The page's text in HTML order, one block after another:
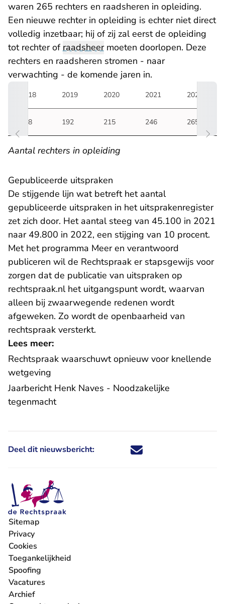
waren 265 rechters en raadsheren in opleiding.
Een nieuwe rechter in opleiding is echter niet direct
volledig inzetbaar; hij of zij zal eerst de opleiding
tot rechter ofraadsheermoeten doorlopen. Deze
rechters en raadsheren stromen - naar
verwachting - de komende jaren in.
2018 2019 2020 2021 2022
198 192 215 246 265
Aantal rechters in opleiding
Gepubliceerde uitspraken
De stijgende lijn wat betreft het aantal
gepubliceerde uitspraken in het uitsprakenregister-
zet zich door. Het aantal steeg van 45.100 in 2021
naar 49.800 in 2022, een stijging van 10 procent.
Met het programma Meer en verantwoord
publiceren wil de Rechtspraak er stapsgewijs voor
zorgen dat de publicatie van uitspraken op
rechtspraak.nl het uitgangspunt wordt, waarvan
alleen bij zwaarwegende redenen wordt
afgeweken. Zo wordt de openbaarheid van
rechtspraak versterkt.
Lees meer:
Rechtspraak waarschuwt opnieuw voor knellende
wetgeving
Jaarbericht Henk Naves - Noodzakelijke
tegenmacht- U verlaat Rechtspraak.nl
Deel dit nieuwsbericht: Deel dit nieuwsbericht via X -
Deel dit nieuwsbericht via
Deel dit nieuwsbericht
Deel dit
Sitemap
Privacy
Cookies
Toegankelijkheid
Spoofing
Vacatures
- U verlaat Rechtspraak.nl
Archief